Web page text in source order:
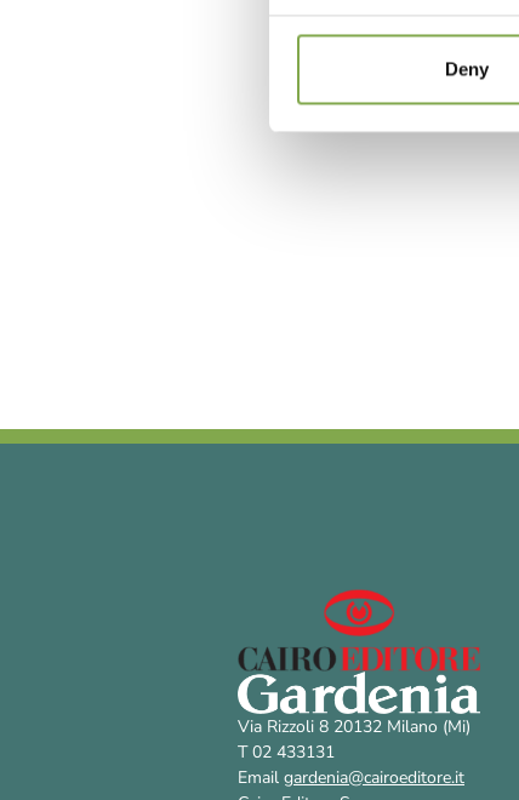
Deny
Via Rizzoli 8 20132 Milano (Mi)
T 02 433131
Email gardenia@cairoeditore.it